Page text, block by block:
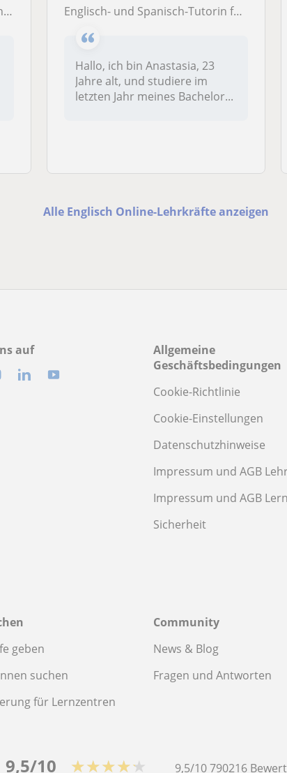
Englisch- und Spanisch-Tutorin für alle Altersgruppen und jedes Niveau.
Hallo, ich bin Anastasia, 23
Jahre alt, und studiere im
letzten Jahr meines Bachelor...
Alle Englisch Online-Lehrkräfte anzeigen
auf
Allgemeine
Geschäftsbedingungen
Cookie-Richtlinie
Cookie-Einstellungen
Datenschutzhinweise
Impressum und AGB
Impressum und AGB
Sicherheit
geben
suchen
für Lernzentren
Community
News & Blog
Fragen und Antworten
9,5/10 ★★★★★ 9,5/10790216